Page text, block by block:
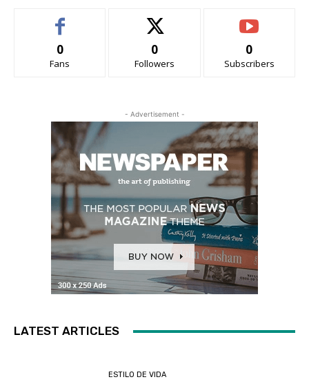
0
Fans
0
Followers
0
Subscribers
- Advertisement -
LATEST ARTICLES
ESTILO DE VIDA